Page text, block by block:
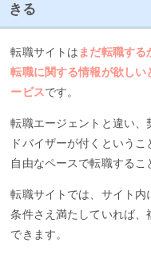
きる
転職サイトは まだ転職す
転職に関する情報が欲し
ービスです。
転職エージェントと違い、
ドバイザーが付くというこ
自由なペースで転職するこ
転職サイトでは、サイト内
条件さえ満たしていれば
できます。